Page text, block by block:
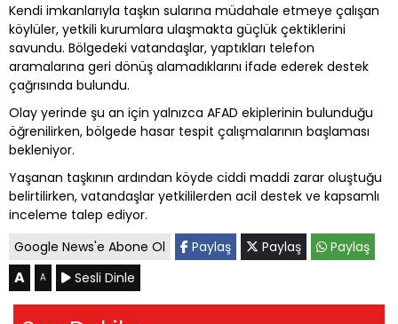
Kendi imkanlarıyla taşkın sularına müdahale etmeye çalışan
köylüler, yetkili kurumlara ulaşmakta güçlük çektiklerini
savundu. Bölgedeki vatandaşlar, yaptıkları telefon
aramalarına geri dönüş alamadıklarını ifade ederek destek
çağrısında bulundu.
Olay yerinde şu an için yalnızca AFAD ekiplerinin bulunduğu
öğrenilirken, bölgede hasar tespit çalışmalarının başlaması
bekleniyor.
Yaşanan taşkının ardından köyde ciddi maddi zarar oluştuğu
belirtilirken, vatandaşlar yetkililerden acil destek ve kapsamlı
inceleme talep ediyor.
Google News'e Abone Ol
Paylaş Paylaş Paylaş
A A Sesli Dinle